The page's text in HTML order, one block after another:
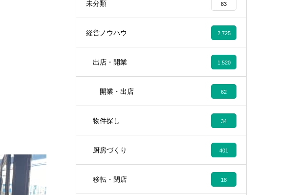
未分類 83
経営ノウハウ 2,725
出店・開業 1,520
開業・出店 62
物件探し 34
厨房づくり 401
移転・閉店 18